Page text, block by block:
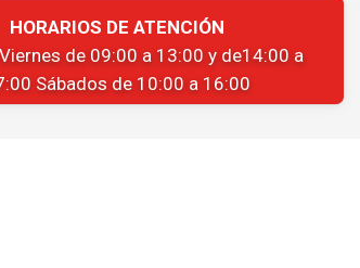
HORARIOS DE ATENCIÓN
de 09:00 a 13:00 y de14:00 a
Sábados de 10:00 a 16:00